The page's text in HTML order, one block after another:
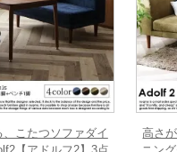
こたつソファダイ
高さ